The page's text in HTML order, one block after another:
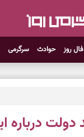
فال روز حوادث سرگرمی
درباره